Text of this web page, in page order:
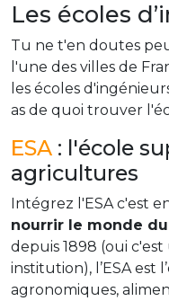
Les écoles
Tu ne t'en doutes
l'une des villes de
les écoles
as de quoi trouver
ESA : l'école
agricultures
Intégrez l'ESA c'est
nourrir le monde
depuis 1898 (oui
institution), l’ESA est
agronomiques,